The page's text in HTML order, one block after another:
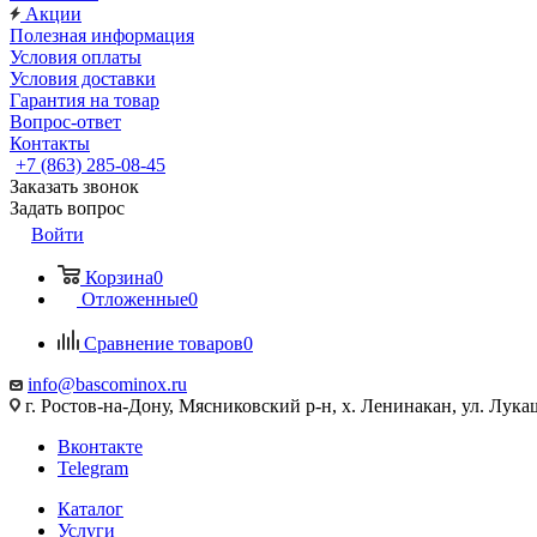
Акции
Полезная информация
Условия оплаты
Условия доставки
Гарантия на товар
Вопрос-ответ
Контакты
+7 (863) 285-08-45
Заказать звонок
Задать вопрос
Войти
Корзина0
Отложенные0
Сравнение товаров0
info@bascominox.ru
г. Ростов-на-Дону, Мясниковский р-н, х. Ленинакан, ул.
Вконтакте
Telegram
Каталог
Услуги